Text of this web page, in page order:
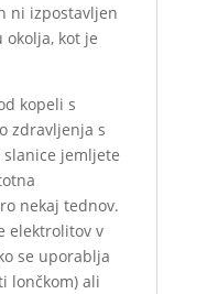
ni izpostavljen
okolja, kot je
kopeli s
zdravljenja s
jemljete
nekaj tednov.
elektrolitov v
se uporablja
lončkom) ali